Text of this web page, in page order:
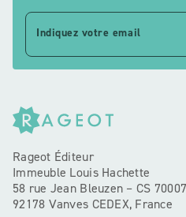
Indiquez votre email
Rageot Éditeur
Immeuble Louis Hachette
58 rue Jean Bleuzen – CS 70007
92178 Vanves CEDEX, France